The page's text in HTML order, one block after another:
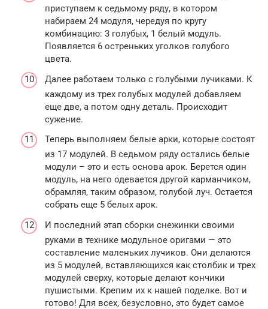
приступаем к седьмому ряду, в котором
набираем 24 модуля, чередуя по кругу
комбинацию: 3 голубых, 1 белый модуль.
Появляется 6 остреньких уголков голубого
цвета.
Далее работаем только с голубыми лучиками. К
каждому из трех голубых модулей добавляем
еще две, а потом одну деталь. Происходит
сужение.
Теперь выполняем белые арки, которые состоят
из 17 модулей. В седьмом ряду остались белые
модули – это и есть основа арок. Берется один
модуль, на него одевается другой карманчиком,
обрамляя, таким образом, голубой луч. Остается
собрать еще 5 белых арок.
И последний этап сборки снежинки своими
руками в технике модульное оригами — это
составление маленьких лучиков. Они делаются
из 5 модулей, вставляющихся как столбик и трех
модулей сверху, которые делают кончики
пушистыми. Крепим их к нашей поделке. Вот и
готово! Для всех, безусловно, это будет самое